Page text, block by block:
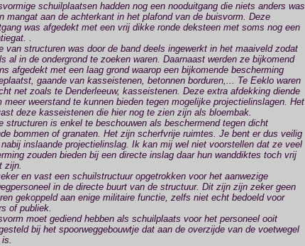
schuilplaatsen hadden nog een nooduitgang die niets anders was
mangat aan de achterkant in het plafond van de buisvorm. Deze
was afgedekt met een vrij dikke ronde deksteen met soms nog een
.
van structuren was door de band deels ingewerkt in het maaiveld zodat
al in de ondergrond te zoeken waren. Daarnaast werden ze bijkomend
afgedekt met een laag grond waarop een bijkomende bescherming
gaande van kasseistenen, betonnen borduren,... Te Eeklo waren
net zoals te Denderleeuw, kasseistenen. Deze extra afdekking diende
meer weerstand te kunnen bieden tegen mogelijke projectielinslagen. Het
deze kasseistenen die hier nog te zien zijn als bloembak.
structuren is enkel te beschouwen als beschermend tegen dicht
bommen of granaten. Het zijn scherfvrije ruimtes. Je bent er dus veilig
inslaande projectielinslag. Ik kan mij wel niet voorstellen dat ze veel
zouden bieden bij een directe inslag daar hun wanddiktes toch vrij
zijn.
en vast een schuilstructuur opgetrokken voor het aanwezige
in de directe buurt van de structuur. Dit zijn zijn zeker geen
gekoppeld aan enige militaire functie, zelfs niet echt bedoeld voor
of publiek.
moet gediend hebben als schuilplaats voor het personeel ooit
bij het spoorweggebouwtje dat aan de overzijde van de voetwegel